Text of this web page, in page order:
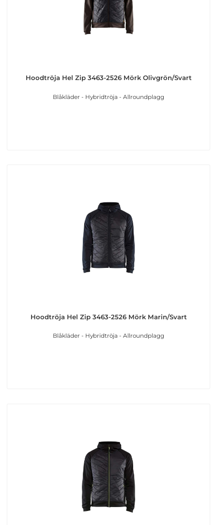
Hoodtröja Hel Zip 3463-2526 Mörk Olivgrön/Svart
Blåkläder - Hybridtröja - Allroundplagg
Hoodtröja Hel Zip 3463-2526 Mörk Marin/Svart
Blåkläder - Hybridtröja - Allroundplagg